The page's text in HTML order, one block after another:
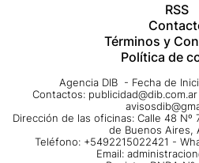
RSS
Términos y
Política de
Agencia DIB - Fecha de
Contactos: publicidad@dib.com.ar
Dirección de las oficinas: Calle 48 Nº
de Buenos Aires,
Teléfono: +5492215022421 -
Email: